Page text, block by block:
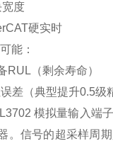
宽度
硬实时
能：
（剩余寿命）
差（典型提升0.5级
模拟量输入端
。信号的超采样周